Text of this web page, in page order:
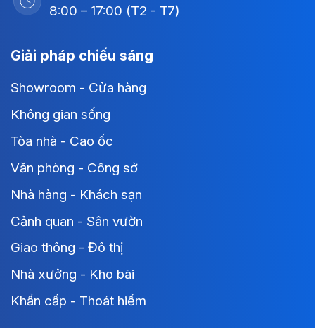
8:00 – 17:00 (T2 - T7)
Giải pháp chiếu sáng
Showroom - Cửa hàng
Không gian sống
Tòa nhà - Cao ốc
Văn phòng - Công sở
Nhà hàng - Khách sạn
Cảnh quan - Sân vườn
Giao thông - Đô thị
Nhà xưởng - Kho bãi
Khẩn cấp - Thoát hiểm